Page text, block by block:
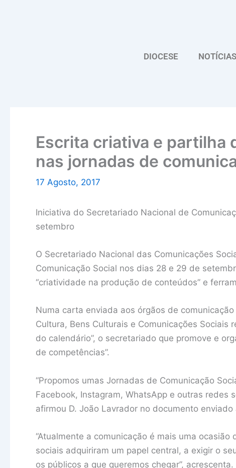
DIOCESE NOTÍCIAS
Escrita criativa e partilha
nas jornadas de
17 Agosto, 2017
Iniciativa do Secretariado Nacional de
setembro
O Secretariado Nacional das Comunicações
Comunicação Social nos dias 28 e 29 de
“criatividade na produção de conteúdos” e
Numa carta enviada aos órgãos de
Cultura, Bens Culturais e Comunicações Sociais
do calendário”, o secretariado que promove e
de competências”.
“Propomos umas Jornadas de Comunicação
Facebook, Instagram, WhatsApp e outras redes
afirmou D. João Lavrador no documento enviado
“Atualmente a comunicação é mais uma
sociais adquiriram um papel central, a exigir o
os públicos a que queremos chegar”, acrescenta.